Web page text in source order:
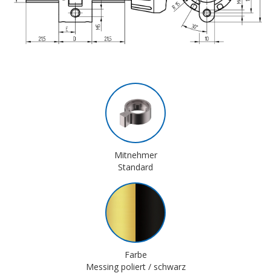
Mitnehmer
Standard
Farbe
Messing poliert / schwarz